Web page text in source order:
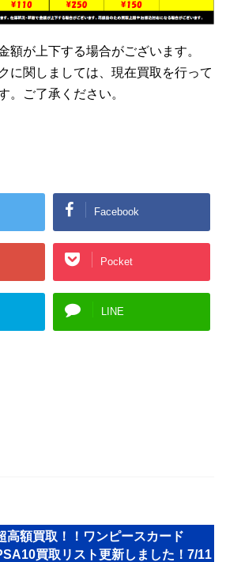
額が上下する場合がございます。
に関しましては、現在買取を行って
。ご了承ください。
Facebook
Pocket
LINE
高額買取！！ワンピースカード
買取リスト更新しました！7/11